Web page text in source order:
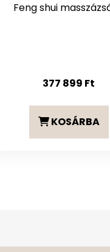
Feng shui
377 899 Ft
KOSÁRBA